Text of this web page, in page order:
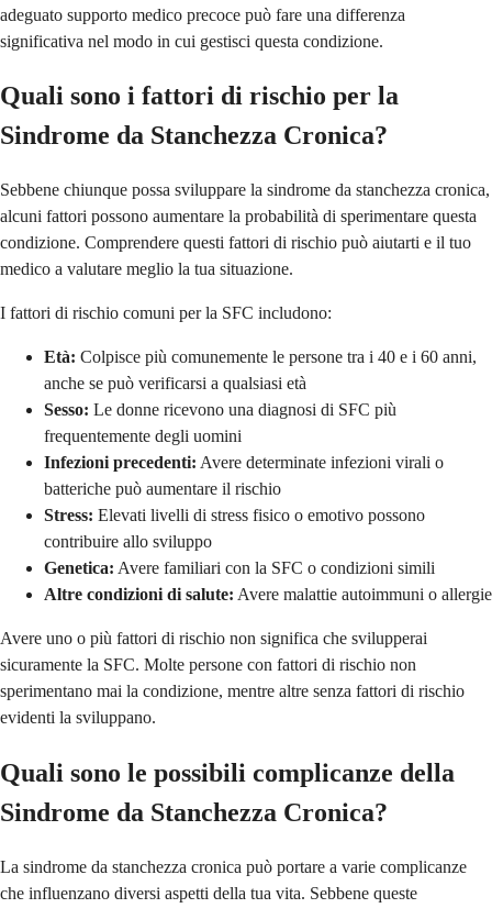
adeguato supporto medico precoce può fare una differenza
significativa nel modo in cui gestisci questa condizione.
Quali sono i fattori di rischio per la
Sindrome da Stanchezza Cronica?
Sebbene chiunque possa sviluppare la sindrome da stanchezza cronica,
alcuni fattori possono aumentare la probabilità di sperimentare questa
condizione. Comprendere questi fattori di rischio può aiutarti e il tuo
medico a valutare meglio la tua situazione.
I fattori di rischio comuni per la SFC includono:
Età: Colpisce più comunemente le persone tra i 40 e i 60 anni,
anche se può verificarsi a qualsiasi età
Sesso: Le donne ricevono una diagnosi di SFC più
frequentemente degli uomini
Infezioni precedenti: Avere determinate infezioni virali o
batteriche può aumentare il rischio
Stress: Elevati livelli di stress fisico o emotivo possono
contribuire allo sviluppo
Genetica: Avere familiari con la SFC o condizioni simili
Altre condizioni di salute: Avere malattie autoimmuni o allergie
Avere uno o più fattori di rischio non significa che svilupperai
sicuramente la SFC. Molte persone con fattori di rischio non
sperimentano mai la condizione, mentre altre senza fattori di rischio
evidenti la sviluppano.
Quali sono le possibili complicanze della
Sindrome da Stanchezza Cronica?
La sindrome da stanchezza cronica può portare a varie complicanze
che influenzano diversi aspetti della tua vita. Sebbene queste